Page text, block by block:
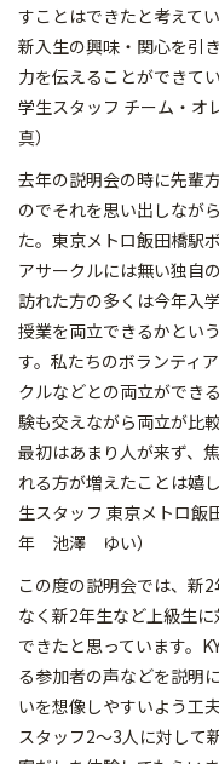
すことはできたと考えて
新入生の興味・関心を引
力を伝えることができて
学生スタッフ チーム・
真）
去年の説明会の時に先輩
のでそれを思い出しなが
た。東京メトロ飯田橋駅
アサークルには無い独自
訪れた方の多くは今年入
授業を両立できるかとい
す。私たちのボランティ
クルなどとの両立ができ
験も交えながら両立が比
最初はあまり人が来ず、
れる方が増えたことは嬉
生スタッフ 東京メトロ
年 池澤 ゆい）
この度の説明会では、新
なく新2年生など上級生
できたと思っています。
る参加者の声などを説明
いを想像しやすいよう工
スタッフ2～3人に対して